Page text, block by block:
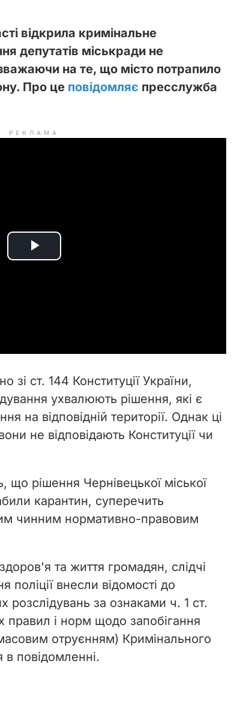
відкрила кримінальне
депутатів міськради не
на те, що місто потрапило
Про це повідомляє пресслужба
РЕКЛАМА
P
i
d
o
зі ст. 144 Конституції України,
ухвалюють рішення, які є
на відповідній території. Однак ці
не відповідають Конституції чи
що рішення Чернівецької міської
карантин, суперечить
чинним нормативно-правовим
та життя громадян, слідчі
поліції внесли відомості до
розслідувань за ознаками ч. 1 ст.
правил і норм щодо запобігання
отруєнням) Кримінального
в повідомленні.